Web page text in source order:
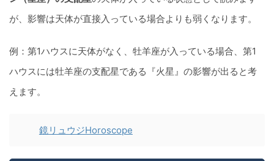
が、影響は天体が直接入っている場合よりも弱くなります。
例：第1ハウスに天体がなく、牡羊座が入っている場合、第1
ハウスには牡羊座の支配星である『火星』の影響が出ると考
えます。
鏡リュウジHoroscope